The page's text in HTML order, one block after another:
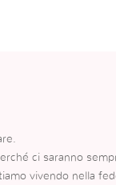
ci saranno
vivendo nella